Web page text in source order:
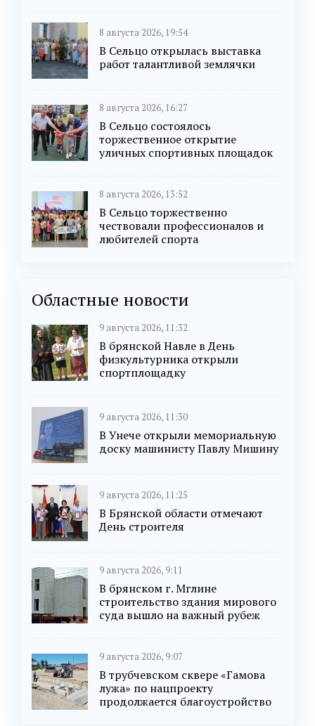
8 августа 2026, 19:54
В Сельцо открылась выставка
работ талантливой землячки
8 августа 2026, 16:27
В Сельцо состоялось
торжественное открытие
уличных спортивных площадок
8 августа 2026, 13:52
В Сельцо торжественно
чествовали профессионалов и
любителей спорта
Областные новости
9 августа 2026, 11:32
В брянской Навле в День
физкультурника открыли
спортплощадку
9 августа 2026, 11:30
В Унече открыли мемориальную
доску машинисту Павлу Мишину
9 августа 2026, 11:25
В Брянской области отмечают
День строителя
9 августа 2026, 9:11
В брянском г. Мглине
строительство здания мирового
суда вышло на важный рубеж
9 августа 2026, 9:07
В трубчевском сквере «Гамова
лужа» по нацпроекту
продолжается благоустройство